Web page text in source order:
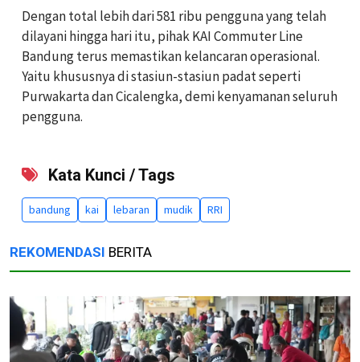
Dengan total lebih dari 581 ribu pengguna yang telah
dilayani hingga hari itu, pihak KAI Commuter Line
Bandung terus memastikan kelancaran operasional.
Yaitu khususnya di stasiun-stasiun padat seperti
Purwakarta dan Cicalengka, demi kenyamanan seluruh
pengguna.
Kata Kunci / Tags
bandung kai lebaran mudik RRI
REKOMENDASI BERITA